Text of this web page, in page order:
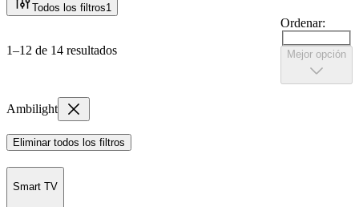
Todos los filtros1
1–12 de 14 resultados
Ordenar:
Mejor opción
Ambilight
Eliminar todos los filtros
Smart TV